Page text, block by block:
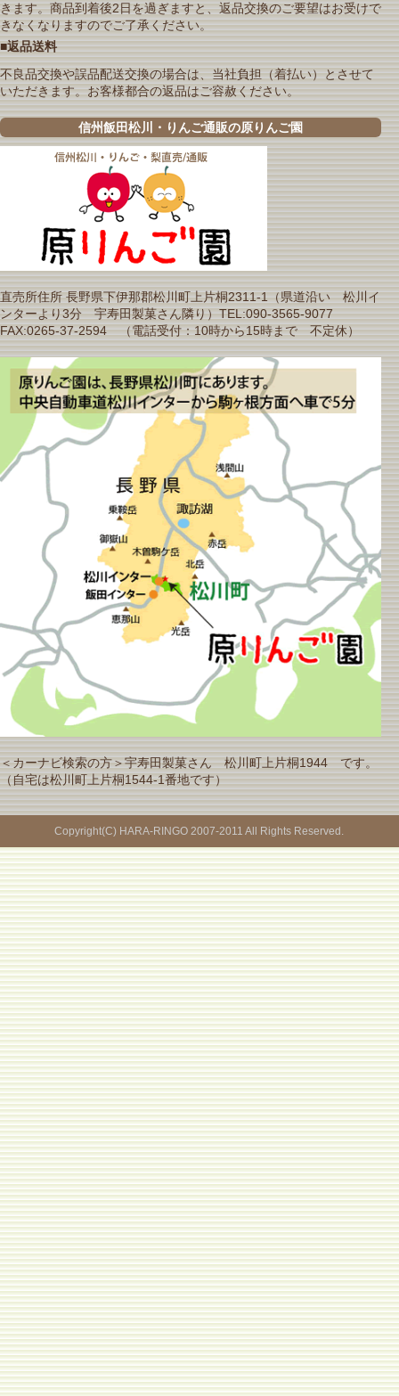
きます。商品到着後2日を過ぎますと、返品交換のご要望はお受けで
きなくなりますのでご了承ください。
■返品送料
不良品交換や誤品配送交換の場合は、当社負担（着払い）とさせて
いただきます。お客様都合の返品はご容赦ください。
信州飯田松川・りんご通販の原りんご園
直売所住所 長野県下伊那郡松川町上片桐2311-1（県道沿い 松川イ
ンターより3分 宇寿田製菓さん隣り）TEL:090-3565-9077
FAX:0265-37-2594 （電話受付：10時から15時まで 不定休）
＜カーナビ検索の方＞宇寿田製菓さん 松川町上片桐1944 です。
（自宅は松川町上片桐1544-1番地です）
Copyright(C) HARA-RINGO 2007-2011 All Rights Reserved.